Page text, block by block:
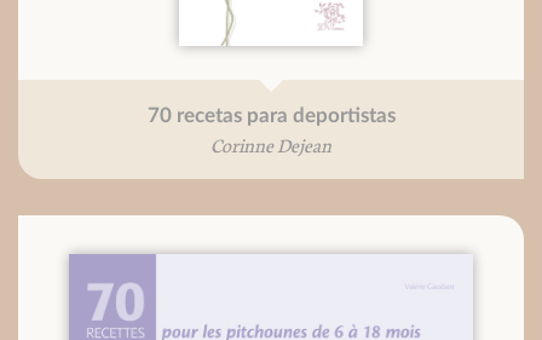
70 recetas para deportistas
Corinne Dejean